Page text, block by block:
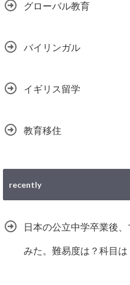
グローバル教育
バイリンガル
イギリス留学
教育移住
recently
日本の公立中学卒業後
みた。難易度は？科目は